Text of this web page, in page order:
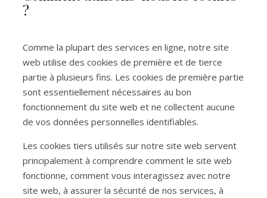
?
Comme la plupart des services en ligne, notre site
web utilise des cookies de première et de tierce
partie à plusieurs fins. Les cookies de première partie
sont essentiellement nécessaires au bon
fonctionnement du site web et ne collectent aucune
de vos données personnelles identifiables.
Les cookies tiers utilisés sur notre site web servent
principalement à comprendre comment le site web
fonctionne, comment vous interagissez avec notre
site web, à assurer la sécurité de nos services, à